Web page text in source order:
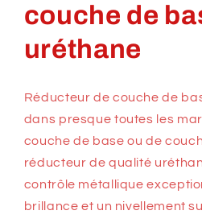
couche de
uréthane
Réducteur de couche de
dans presque toutes les
couche de base ou de
réducteur de qualité
contrôle métallique
brillance et un nivellement